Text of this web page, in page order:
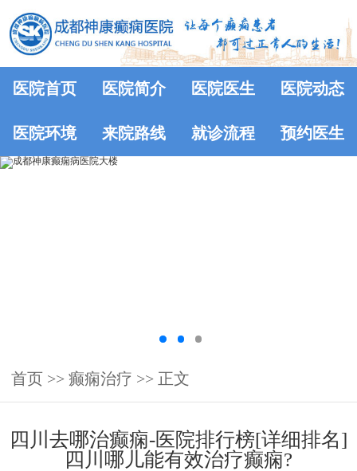
医院首页 医院简介 医院医生 医院动态
医院环境 来院路线 就诊流程 预约医生
首页 >> 癫痫治疗 >> 正文
四川去哪治癫痫-医院排行榜[详细排名]
四川哪儿能有效治疗癫痫?